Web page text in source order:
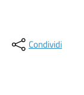
Condividi